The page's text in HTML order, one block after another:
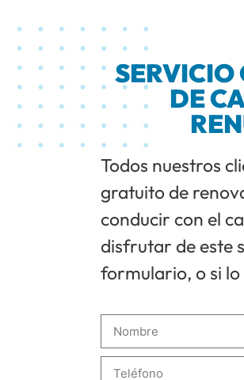
SERVICIO
DE
Todos nuestros
gratuito de
conducir con el
disfrutar de este
formulario, o si